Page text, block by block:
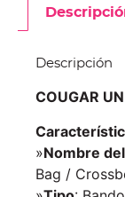
Descripción
COUGAR
»Nombre
Bag /